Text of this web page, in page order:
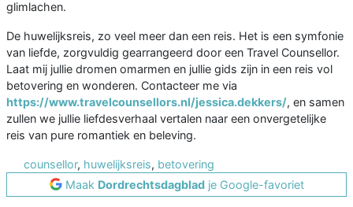
glimlachen.
De huwelijksreis, zo veel meer dan een reis. Het is een symfonie
van liefde, zorgvuldig gearrangeerd door een Travel Counsellor.
Laat mij jullie dromen omarmen en jullie gids zijn in een reis vol
betovering en wonderen. Contacteer me via
https://www.travelcounsellors.nl/jessica.dekkers/, en samen
zullen we jullie liefdesverhaal vertalen naar een onvergetelijke
reis van pure romantiek en beleving.
counsellor, huwelijksreis, betovering
Maak Dordrechtsdagbladje Google-favoriet